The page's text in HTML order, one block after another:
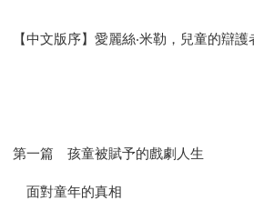
【中文版序】愛麗絲‧米勒，兒童的辯
第一篇 孩童被賦予的戲劇人生
面對童年的真相